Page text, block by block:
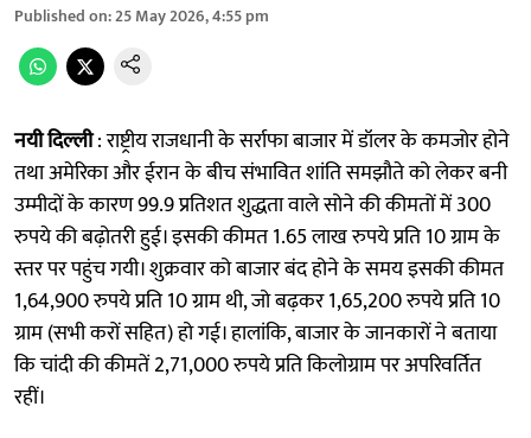
Published on:25 May 2026, 4:55 pm
नयी दिल्ली: राष्ट्रीय राजधानी के सर्राफा बाजार में डॉलर के कमजोर होने
तथा अमेरिका और ईरान के बीच संभावित शांति समझौते को लेकर बनी
उम्मीदों के कारण 99.9 प्रतिशत शुद्धता वाले सोने की कीमतों में 300
रुपये की बढ़ोतरी हुई। इसकी कीमत 1.65 लाख रुपये प्रति 10 ग्राम के
स्तर पर पहुंच गयी। शुक्रवार को बाजार बंद होने के समय इसकी कीमत
1,64,900 रुपये प्रति 10 ग्राम थी, जो बढ़कर 1,65,200 रुपये प्रति 10
ग्राम (सभी करों सहित) हो गई। हालांकि, बाजार के जानकारों ने बताया
कि चांदी की कीमतें 2,71,000 रुपये प्रति किलोग्राम पर अपरिवर्तित
रहीं।